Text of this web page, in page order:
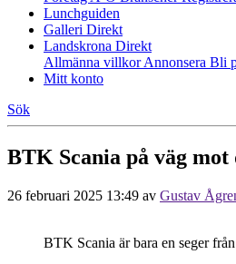
Lunchguiden
Galleri Direkt
Landskrona Direkt
Allmänna villkorAnnonsera Bli
Mitt konto
Sök
BTK Scania på väg mot
26 februari 2025 13:49 av Gustav
BTK Scania är bara en seger